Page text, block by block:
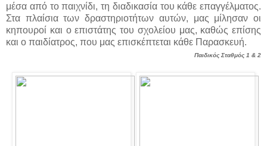
μέσα από το παιχνίδι, τη διαδικασία του κάθε επαγγέλματος.
Στα πλαίσια των δραστηριοτήτων αυτών, μας μίλησαν οι
κηπουροί και ο επιστάτης του σχολείου μας, καθώς επίσης
και ο παιδίατρος, που μας επισκέπτεται κάθε Παρασκευή.
Παιδικός Σταθμός 1 & 2